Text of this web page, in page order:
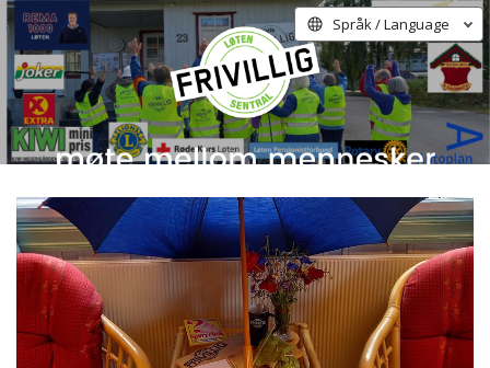
Språk / Language